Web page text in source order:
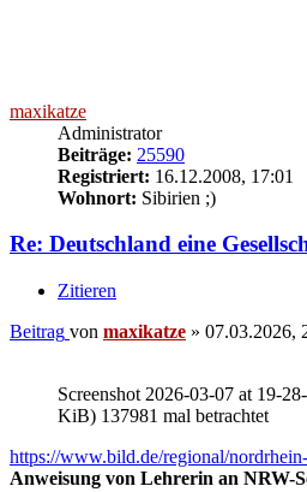
maxikatze
Administrator
Beiträge: 25590
Registriert: 16.12.2008, 17:01
Wohnort: Sibirien ;)
Re: Deutschland eine
Zitieren
Beitrag von maxikatze » 07.03.2026,
Screenshot 2026-03-07 at 19-
KiB) 137981 mal betrachtet
https://www.bild.de/regional/
Anweisung von Lehrerin an NRW-